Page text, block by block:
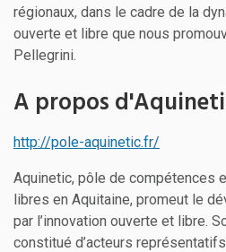
régionaux, dans le cadre de la
ouverte et libre que nous
Pellegrini.
A propos
http://pole-aquinetic.fr/
Aquinetic, pôle de compétences
libres en Aquitaine, promeut le
par l’innovation ouverte et libre.
constitué d’acteurs